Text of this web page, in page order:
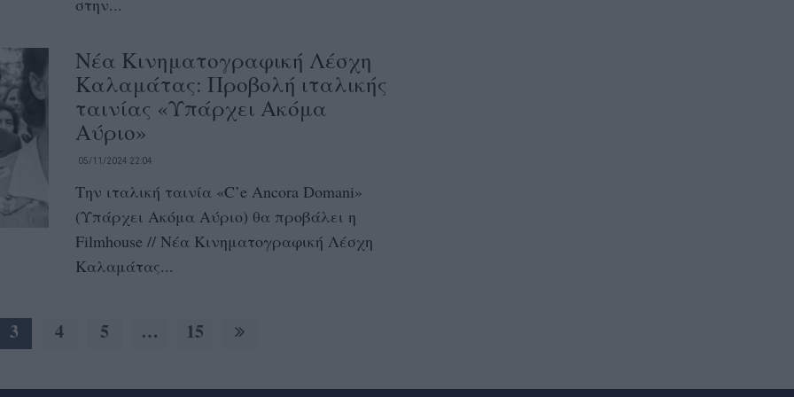
στην...
Νέα Κινηματογραφική Λέσχη
Καλαμάτας: Προβολή ιταλικής
ταινίας «Υπάρχει Ακόμα
Αύριο»
05/11/2024 22:04
Την ιταλική ταινία «C’e Ancora Domani»
(Υπάρχει Ακόμα Αύριο) θα προβάλει η
Filmhouse // Νέα Κινηματογραφική Λέσχη
Καλαμάτας...
3 4 5 … 15